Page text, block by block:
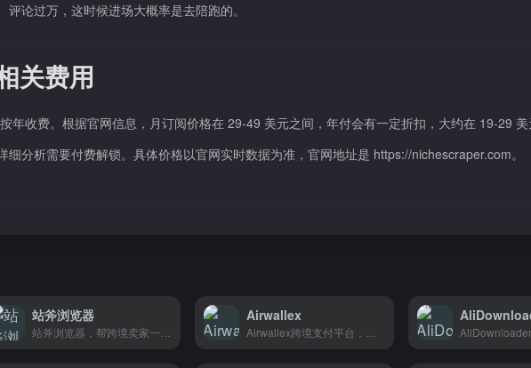
论过万，这时候进场大概率是去陪跑的。
关费用
年收费。根据官网信息，月订阅价格在 29-49 美元之间，年付会有一定折扣，大约在 19-29
分析需要付费解锁。具体价格以官网实时数据为准，官网地址是 https://nichescraper.com。
站斧浏览器 Airwallex